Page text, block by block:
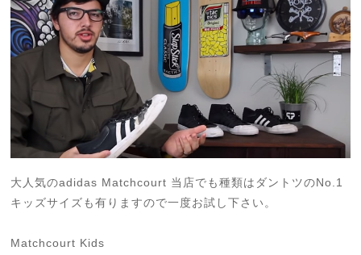
大人気のadidas Matchcourt 当店でも種類はダントツのNo.1
キッズサイズも有りますので一度お試し下さい。
Matchcourt Kids